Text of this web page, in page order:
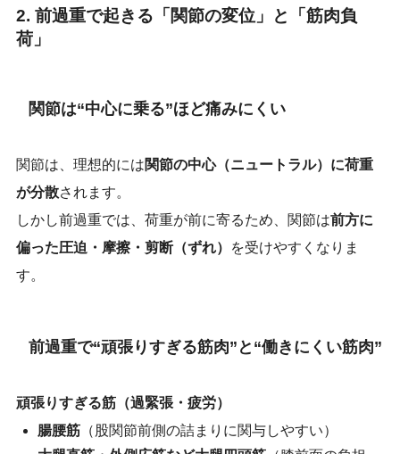
2. 前過重で起きる「関節の変位」と「筋肉負
荷」
関節は“中心に乗る”ほど痛みにくい
関節は、理想的には関節の中心（ニュートラル）に荷重
が分散されます。
しかし前過重では、荷重が前に寄るため、関節は前方に
偏った圧迫・摩擦・剪断（ずれ）
を受けやすくなりま
す。
前過重で“頑張りすぎる筋肉”と“働きにくい筋肉”
頑張りすぎる筋（過緊張・疲労）
腸腰筋（股関節前側の詰まりに関与しやすい）